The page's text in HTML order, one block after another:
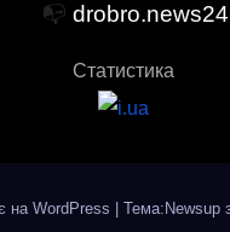
📭
Статистика
на WordPress Тема:Newsup